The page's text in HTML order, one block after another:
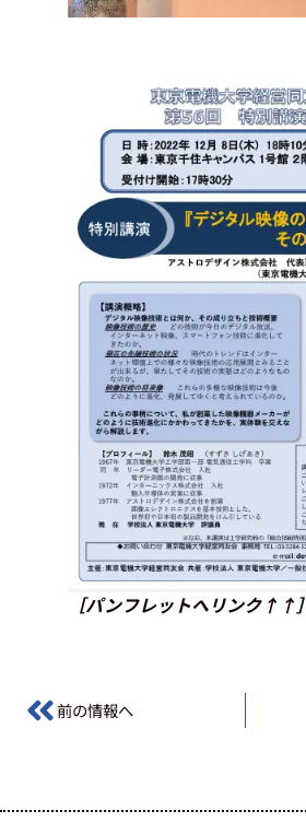
［パンフレットへリンク↑↑］
前の情報へ